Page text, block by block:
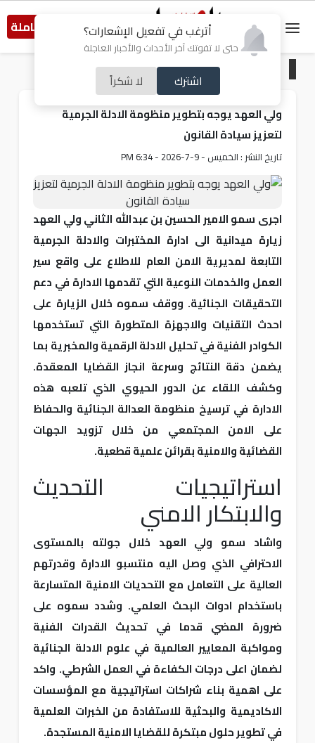
أترغب في تفعيل الإشعارات؟
حتى لا تفوتك آخر الأحداث والأخبار العاجلة
اشترك لا شكراً
النسخة الكاملة
أردنيات
ولي العهد يوجه بتطوير منظومة الادلة الجرمية
لتعزيز سيادة القانون
تاريخ النشر : الخميس - 9-7-2026 - 6:34 PM
اجرى سمو الامير الحسين بن عبدالله الثاني ولي العهد
زيارة ميدانية الى ادارة المختبرات والادلة الجرمية
التابعة لمديرية الامن العام للاطلاع على واقع سير
العمل والخدمات النوعية التي تقدمها الادارة في دعم
التحقيقات الجنائية. ووقف سموه خلال الزيارة على
احدث التقنيات والاجهزة المتطورة التي تستخدمها
الكوادر الفنية في تحليل الادلة الرقمية والمخبرية بما
يضمن دقة النتائج وسرعة انجاز القضايا المعقدة.
وكشف اللقاء عن الدور الحيوي الذي تلعبه هذه
الادارة في ترسيخ منظومة العدالة الجنائية والحفاظ
على الامن المجتمعي من خلال تزويد الجهات
القضائية والامنية بقرائن علمية قطعية.
استراتيجيات التحديث
والابتكار الامني
واشاد سمو ولي العهد خلال جولته بالمستوى
الاحترافي الذي وصل اليه منتسبو الادارة وقدرتهم
العالية على التعامل مع التحديات الامنية المتسارعة
باستخدام ادوات البحث العلمي. وشدد سموه على
ضرورة المضي قدما في تحديث القدرات الفنية
ومواكبة المعايير العالمية في علوم الادلة الجنائية
لضمان اعلى درجات الكفاءة في العمل الشرطي. واكد
على اهمية بناء شراكات استراتيجية مع المؤسسات
الاكاديمية والبحثية للاستفادة من الخبرات العلمية
في تطوير حلول مبتكرة للقضايا الامنية المستجدة.